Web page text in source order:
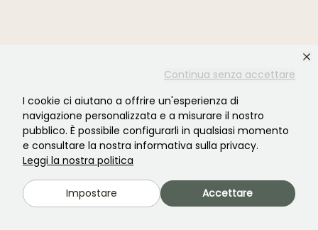
Continua senza accettare
I cookie ci aiutano a offrire un'esperienza di
navigazione personalizzata e a misurare il nostro
pubblico. È possibile configurarli in qualsiasi momento
e consultare la nostra informativa sulla privacy.
Leggi la nostra politica
Impostare Accettare